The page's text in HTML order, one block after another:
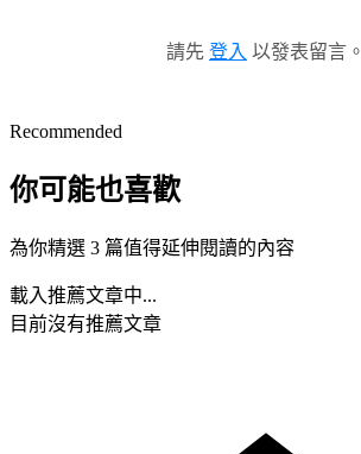
請先 登入 以發表留言。
Recommended
你可能也喜歡
為你精選 3 篇值得延伸閱讀的內容
載入推薦文章中...
目前沒有推薦文章